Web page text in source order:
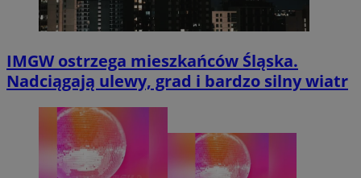
IMGW ostrzega mieszkańców Śląska.
Nadciągają ulewy, grad i bardzo silny wiatr